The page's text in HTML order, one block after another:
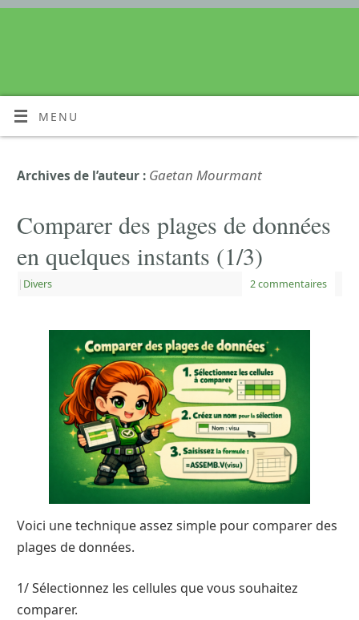
MENU
Archives de l’auteur : Gaetan Mourmant
Comparer des plages de données
en quelques instants (1/3)
| Divers 2 commentaires
Voici une technique assez simple pour comparer des
plages de données.
1/ Sélectionnez les cellules que vous souhaitez
comparer.